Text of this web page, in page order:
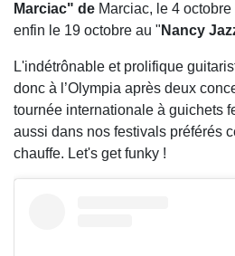
Marciac" de Marciac, le 4 octobre
enfin le 19 octobre au " Nancy
L'indétrônable et prolifique
donc à l’Olympia après deux
tournée internationale à guichets
aussi dans nos festivals préférés
chauffe. Let's get funky !